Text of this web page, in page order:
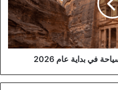
في بداية عام 2026